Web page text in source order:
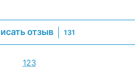
отзыв 131
123